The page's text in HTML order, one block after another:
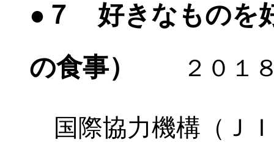
●７ 好きなものを
の食事）
２０１
国際協力機構（Ｊ